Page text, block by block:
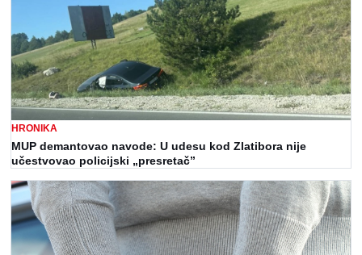
HRONIKA
MUP demantovao navode: U udesu kod Zlatibora nije
učestvovao policijski „presretač”